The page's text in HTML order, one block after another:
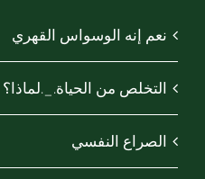
نعم إنه الوسواس القهري
التخلص من الحياة._.لماذا؟
الصراع النفسي